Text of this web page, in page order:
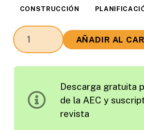
CONSTRUCCIÓN
Las
Carreteras
AÑADIR AL
Descarga gratuita
de la AEC y
revista